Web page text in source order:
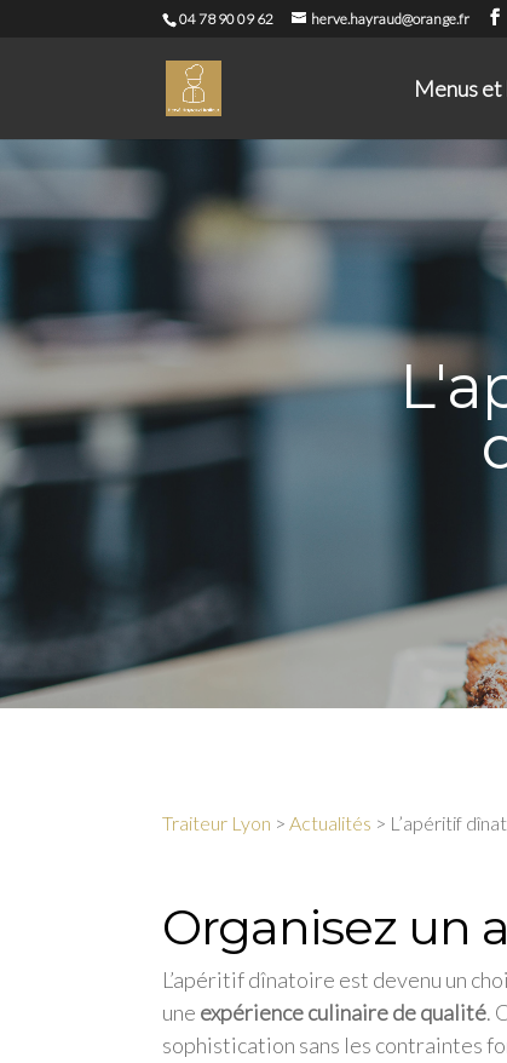
04 78 90 09 62 herve.hayraud@orange.fr
Menus
Traiteur Lyon > Actualités > L’apéritif
Organisez un
L’apéritif dînatoire est devenu un
une expérience culinaire de qualité.
sophistication sans les contraintes